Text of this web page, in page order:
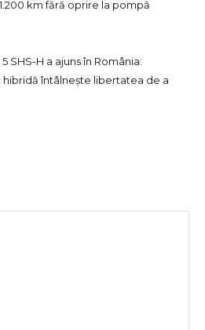
km fără oprire la pompă
SHS-H a ajuns în România:
întâlnește libertatea de a